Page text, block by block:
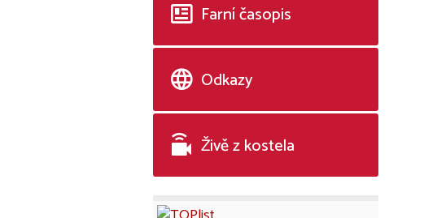
Farní časopis
Odkazy
Živě z kostela